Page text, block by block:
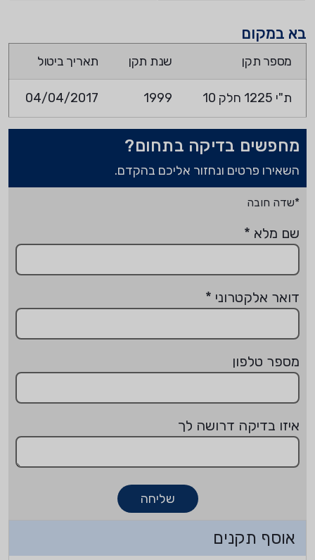
בא במקום
מספר תקן שנת תקן תאריך ביטול
ת"י 1225 חלק 10 1999
04/04/2017
מחפשים בדיקה בתחום?
השאירו פרטים ונחזור אליכם בהקדם.
*שדה חובה
שם מלא *
דואר אלקטרוני *
מספר טלפון
איזו בדיקה דרושה לך
שליחה
אוסף תקנים